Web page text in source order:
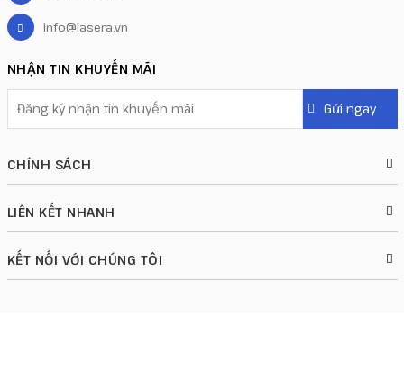
info@lasera.vn
NHẬN TIN KHUYẾN MÃI
CHÍNH SÁCH
LIÊN KẾT NHANH
KẾT NỐI VỚI CHÚNG TÔI